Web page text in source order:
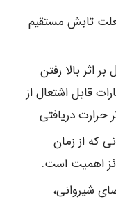
تابش مستقیم
اثر بالا رفتن
قابل اشتعال از
دریافتی
که از زمان
اهمیت است.
شیروانی،